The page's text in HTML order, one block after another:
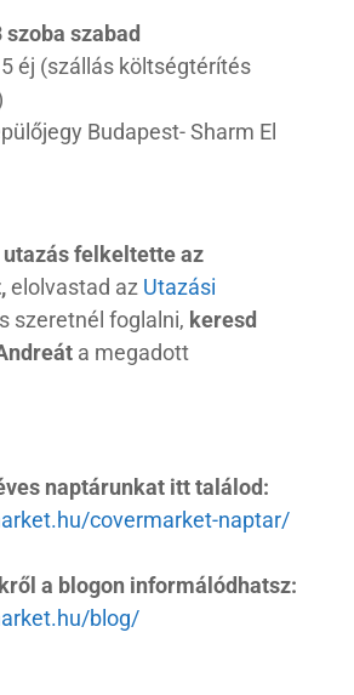
szabad
éj (szállás költségtérítés
Budapest- Sharm El
felkeltette az
elolvastad az Utazási
szeretnél foglalni, keresd
a megadott
naptárunkat itt találod:
covermarket-naptar/
a blogon informálódhatsz:
blog/